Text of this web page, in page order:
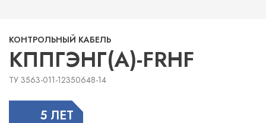
КОНТРОЛЬНЫЙ КАБЕЛЬ
КППГЭНГ(А)-FRHF
ТУ 3563-011-12350648-14
5 ЛЕТ